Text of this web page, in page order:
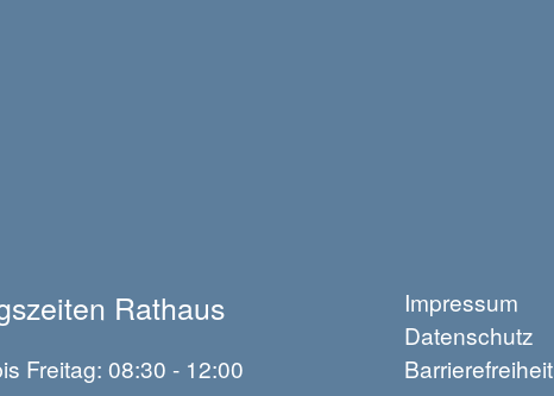
Rathaus
Freitag: 08:30 - 12:00
Impressum
Datenschutz
Barrierefreiheit